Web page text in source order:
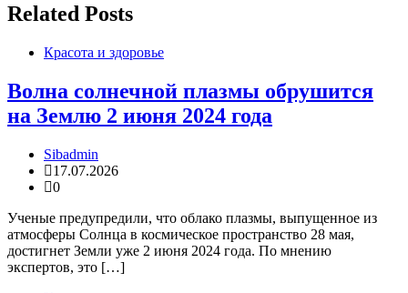
Related Posts
Красота и здоровье
Волна солнечной плазмы обрушится
на Землю 2 июня 2024 года
Sibadmin
17.07.2026
0
Ученые предупредили, что облако плазмы, выпущенное из
атмосферы Солнца в космическое пространство 28 мая,
достигнет Земли уже 2 июня 2024 года. По мнению
экспертов, это […]